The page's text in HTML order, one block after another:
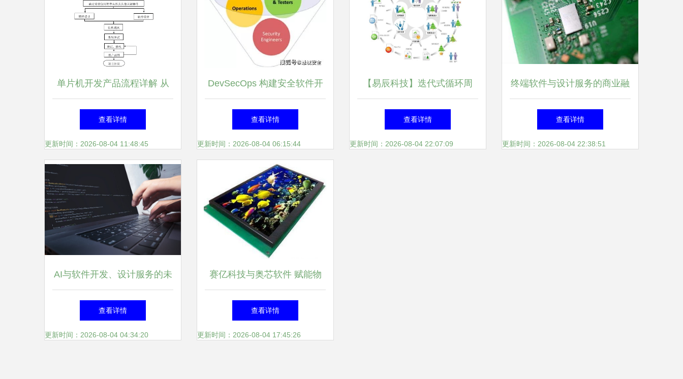
单片机开发产品流程详解 从
设计到量产的完整指南
查看详情
更新时间：2026-08-04 11:48:45
DevSecOps 构建安全软件开
发的系统方法实践指南
查看详情
更新时间：2026-08-04 06:15:44
【易辰科技】迭代式循环周
期-设计师参与环节
查看详情
更新时间：2026-08-04 22:07:09
终端软件与设计服务的商业融
合 驱动用户体验创新的新引
擎
查看详情
更新时间：2026-08-04 22:38:51
AI与软件开发、设计服务的未
来 替代还是共生？
查看详情
更新时间：2026-08-04 04:34:20
赛亿科技与奥芯软件 赋能物
联网应用，引领电子控制板开
发新未来
查看详情
更新时间：2026-08-04 17:45:26